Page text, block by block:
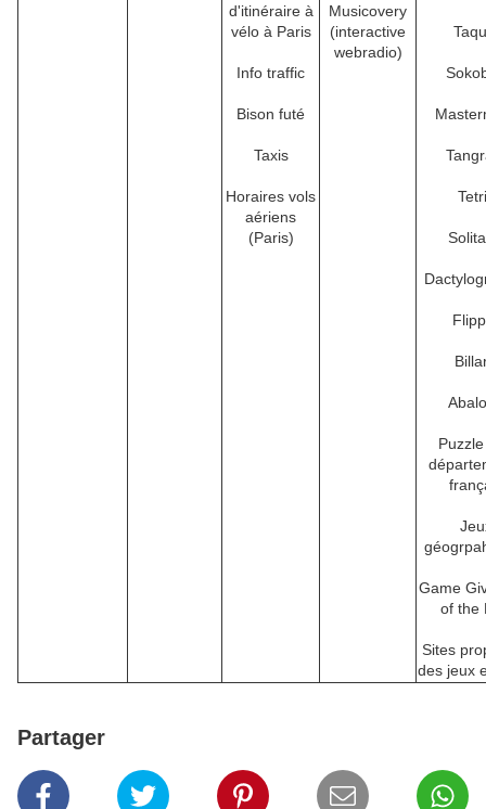
d'itinéraire à
vélo à Paris
Info traffic
Bison futé
Taxis
Horaires vols
aériens
(Paris)
Musicovery
(interactive
webradio)
Game
of the
Sites
des jeux
Partager